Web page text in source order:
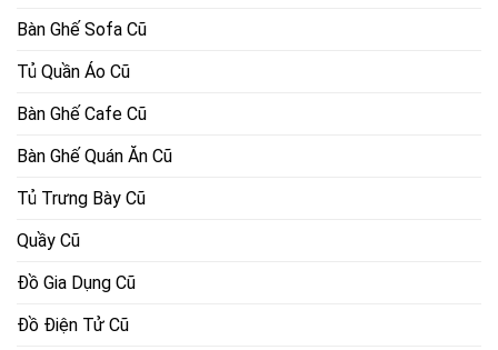
Bàn Ghế Sofa Cũ
Tủ Quần Áo Cũ
Bàn Ghế Cafe Cũ
Bàn Ghế Quán Ăn Cũ
Tủ Trưng Bày Cũ
Quầy Cũ
Đồ Gia Dụng Cũ
Đồ Điện Tử Cũ